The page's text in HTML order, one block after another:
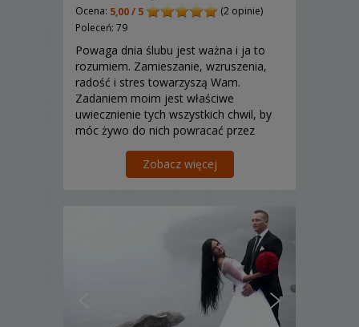
Ocena: 5,00 / 5
(2 opinie)
Poleceń: 79
Powaga dnia ślubu jest ważna i ja to
rozumiem. Zamieszanie, wzruszenia,
radość i stres towarzyszą Wam.
Zadaniem moim jest właściwe
uwiecznienie tych wszystkich chwil, by
móc żywo do nich powracać przez
Was. Zapraszam!Zobacz więcej